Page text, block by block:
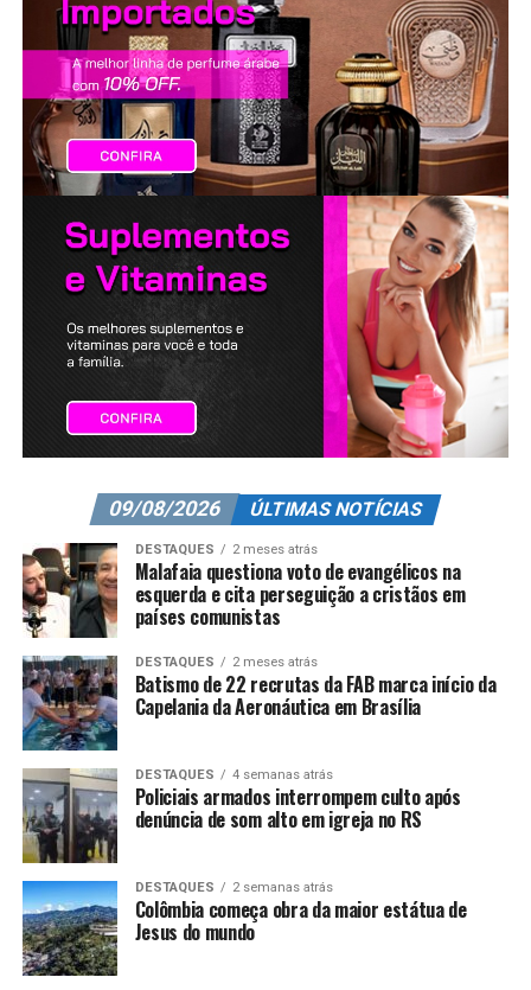
09/08/2026 ÚLTIMAS NOTÍCIAS
DESTAQUES 2 meses atrás
Malafaia questiona voto de evangélicos na
esquerda e cita perseguição a cristãos em
países comunistas
DESTAQUES 2 meses atrás
Batismo de 22 recrutas da FAB marca início da
Capelania da Aeronáutica em Brasília
DESTAQUES 4 semanas atrás
Policiais armados interrompem culto após
denúncia de som alto em igreja no RS
DESTAQUES 2 semanas atrás
Colômbia começa obra da maior estátua de
Jesus do mundo